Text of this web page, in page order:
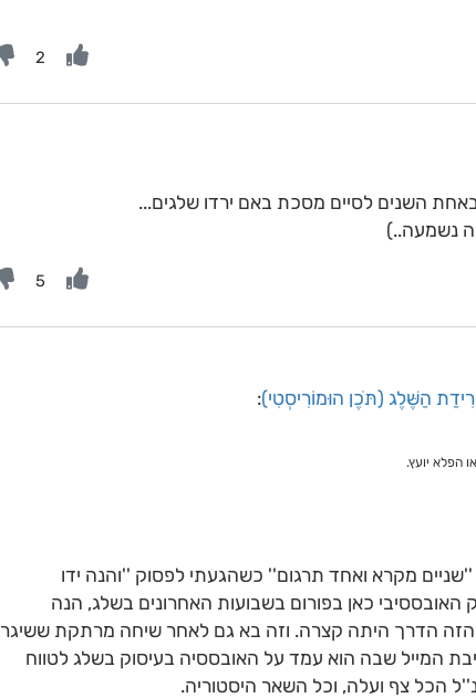
2
השנים לסיים מסכת באם ירדו שלגים...
נשמעה..)
5
הַשֶּׁלֶג (תֹּכֶן הוּמוֹרִיסְטִי):
הפלא יועץ.
מקרא ואחד תרגום'' כשהגעתי לפסוק ''והנה ידו
האובססיבי כאן בפורום בשבועות האחרונים בשלג, הנה
הדרך היתה קצרה. וזה בא גם לאחר שיחה מרתקת ששיגר
המייל שבה הוא עמד על האובססיה בעיסוק בשלג לטווח
הכל צף ועלה, וכל השאר היסטוריה.